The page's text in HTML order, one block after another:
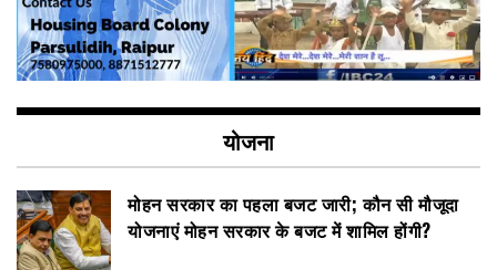
योजना
मोहन सरकार का पहला बजट जारी; कौन सी मौजूदा
योजनाएं मोहन सरकार के बजट में शामिल होंगी?